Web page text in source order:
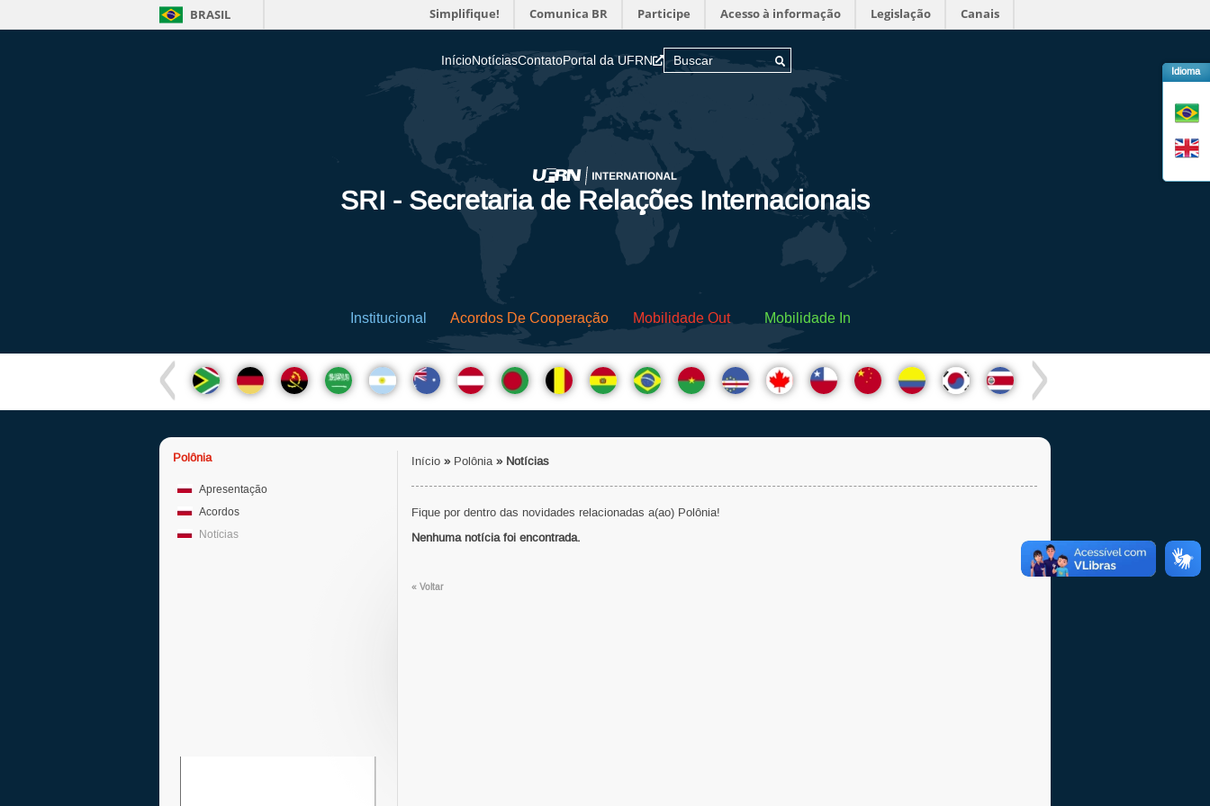
BRASIL Simplifique! Comunica BR Participe Acesso à informação Legislação Canais
Idioma
InícioNotíciasContatoPortal da UFRN
SRI - Secretaria de Relações Internacionais
Institucional Acordos De Cooperação Mobilidade Out Mobilidade In
Polônia
Apresentação
Acordos
Notícias
Início »Polônia » Notícias
Fique por dentro das novidades relacionadas a(ao) Polônia!
Nenhuma notícia foi encontrada.
« Voltar